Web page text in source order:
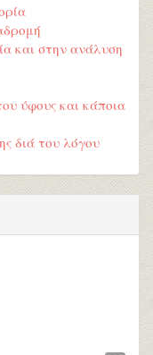
και στην ανάλυση
ύφους και κάποια
διά του λόγου